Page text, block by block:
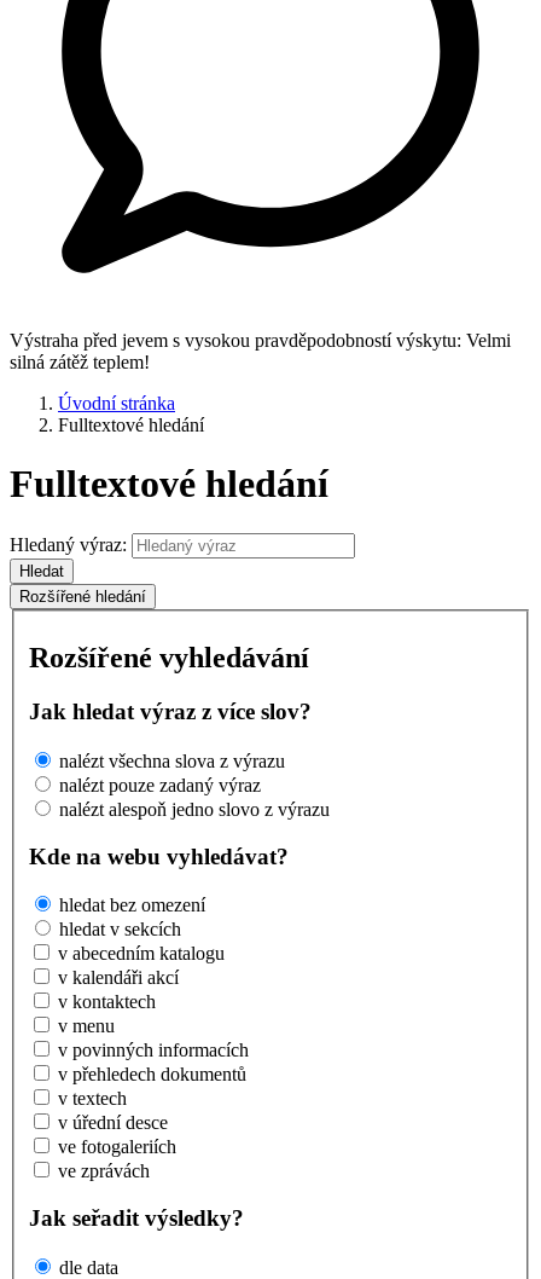
Výstraha před jevem s vysokou pravděpodobností výskytu: Velmi
silná zátěž teplem!
Úvodní stránka
Fulltextové hledání
Fulltextové hledání
Hledaný výraz:
Hledat
Rozšířené hledání
Rozšířené vyhledávání
Jak hledat výraz z více slov?
nalézt všechna slova z výrazu
nalézt pouze zadaný výraz
nalézt alespoň jedno slovo z výrazu
Kde na webu vyhledávat?
hledat bez omezení
hledat v sekcích
v abecedním katalogu
v kalendáři akcí
v kontaktech
v menu
v povinných informacích
v přehledech dokumentů
v textech
v úřední desce
ve fotogaleriích
ve zprávách
Jak seřadit výsledky?
dle data